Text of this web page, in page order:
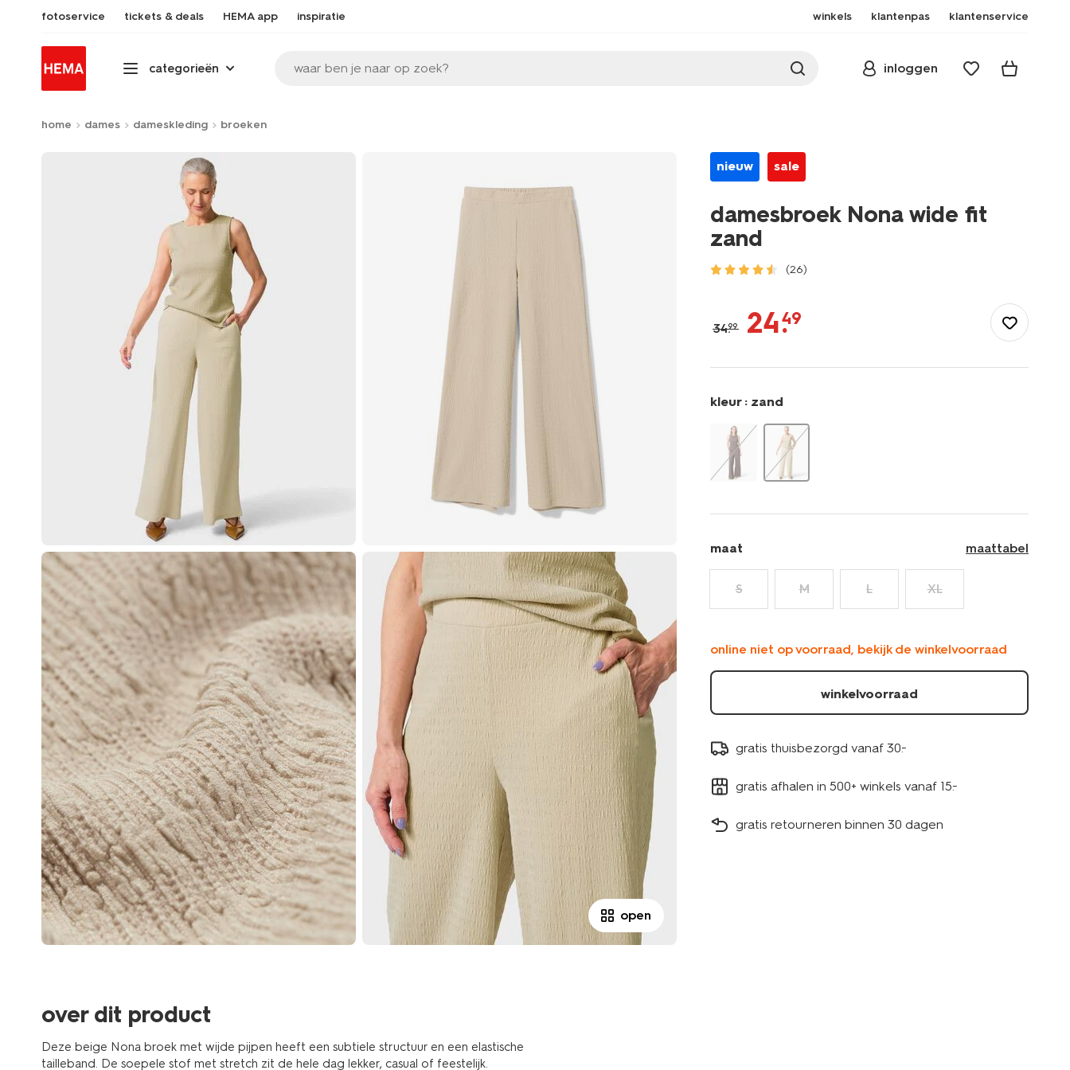
fotoservice tickets & deals HEMA app inspiratie winkels klantenpas klantenservice
categorieën waar ben je naar op zoek? inloggen
home dames dameskleding broeken
open
over dit product
Deze beige Nona broek met wijde pijpen heeft een subtiele structuur en een elastische
tailleband. De soepele stof met stretch zit de hele dag lekker, casual of feestelijk.
nieuw sale
damesbroek Nona wide fit
zand
(26)
wide-
34.99 24.
49
kleur : zand
maat maattabel
S M L XL
online niet op voorraad, bekijk de winkelvoorraad
winkelvoorraad
gratis thuisbezorgd vanaf 30.-
gratis afhalen in 500+ winkels vanaf 15.-
gratis retourneren binnen 30 dagen